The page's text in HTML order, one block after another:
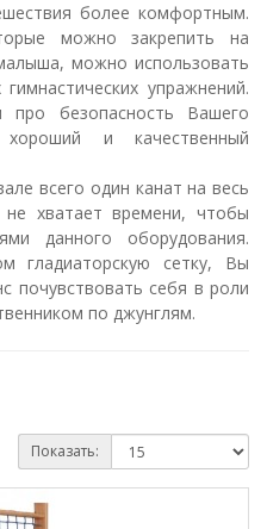
более комфортным.
можно закрепить на
можно использовать
упражнений.
безопасность Вашего
и качественный
всего один канат на весь
хватает времени, чтобы
данного оборудования.
гладиаторскую сетку, Вы
почувствовать себя в роли
по джунглям.
Показать: